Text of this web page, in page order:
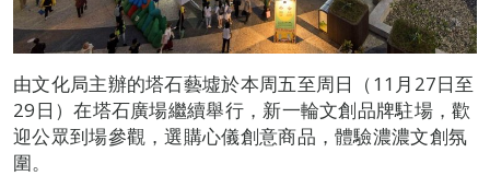
由文化局主辦的塔石藝墟於本周五至周日（11月27日至
29日）在塔石廣場繼續舉行，新一輪文創品牌駐場，歡
迎公眾到場參觀，選購心儀創意商品，體驗濃濃文創氛
圍。